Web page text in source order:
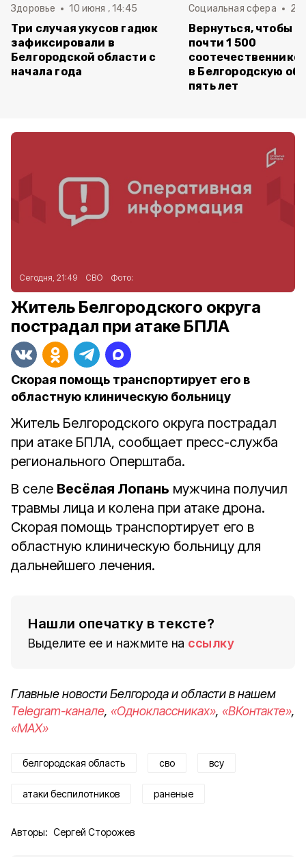
Здоровье 10 июня , 14:45
Три случая укусов гадюк
зафиксировали в
Белгородской области с
начала года
Социальная сфера 20
Вернуться, чтобы
почти 1 500
в Белгородскую
пять лет
Сегодня, 21:49 СВО Фото:
Житель Белгородского округа
пострадал при атаке БПЛА
Скорая помощь транспортирует его в
областную клиническую больницу
Житель Белгородского округа пострадал
при атаке БПЛА, сообщает пресс-служба
регионального Оперштаба.
В селе Весёлая Лопань мужчина получил
травмы лица и колена при атаке дрона.
Скорая помощь транспортирует его в
областную клиническую больницу для
дальнейшего лечения.
Нашли опечатку в тексте?
Выделите ее и нажмите на ссылку
Главные новости Белгорода и области в нашем
Telegram-канале, «Одноклассниках», «ВКонтакте»,
«MAX»
белгородская область сво всу
атаки беспилотников раненые
Авторы: Сергей Сторожев